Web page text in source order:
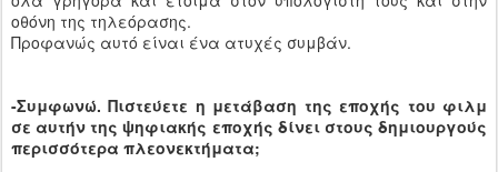
οθόνη της τηλεόρασης.
Προφανώς αυτό είναι ένα ατυχές συμβάν.
-Συμφωνώ.Πιστεύετε η μετάβαση της εποχής του φιλμ
σε αυτήν της ψηφιακής εποχής δίνει στους δημιουργούς
περισσότερα πλεονεκτήματα;